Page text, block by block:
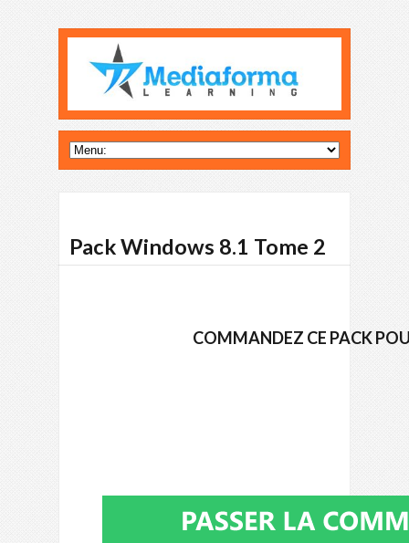
Pack Windows 8.1 Tome 2
COMMANDEZ CE PACK